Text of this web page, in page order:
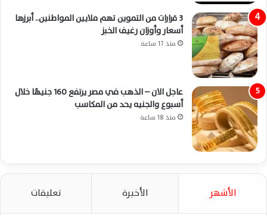
3 قرارات من التموين تهم ملايين المواطنين.. أبرزها
أسعار وأوزان رغيف الخبز
منذ 17 ساعة
عاجل الان – الذهب في مصر يرتفع 160 جنيهًا خلال
أسبوع والجنيه يحد من المكاسب
منذ 18 ساعة
الأشهر الأخيرة تعليقات